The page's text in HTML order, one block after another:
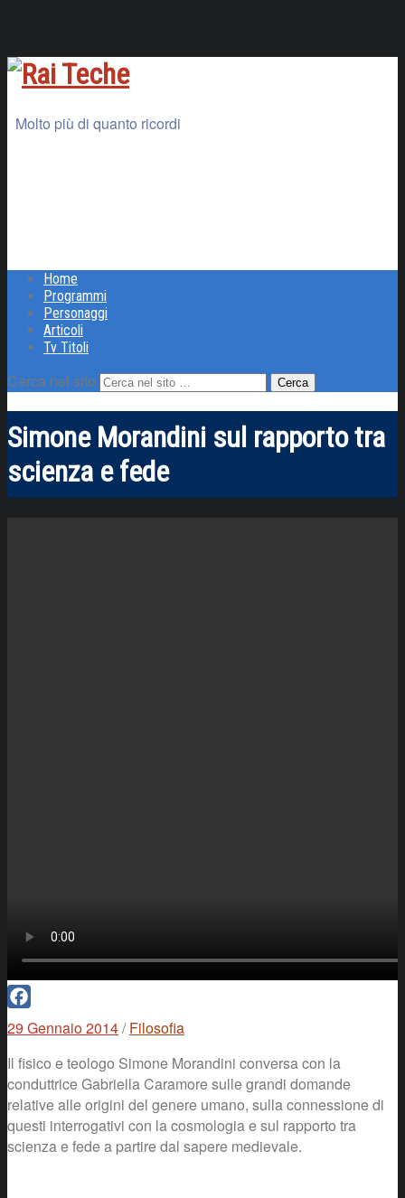
Molto più di quanto ricordi
Home
Programmi
Personaggi
Articoli
Tv Titoli
Cerca nel sito
Simone Morandini sul rapporto tra
scienza e fede
Facebook
29 Gennaio 2014/ Filosofia
Il fisico e teologo Simone Morandini conversa con la
conduttrice Gabriella Caramore sulle grandi domande
relative alle origini del genere umano, sulla connessione di
questi interrogativi con la cosmologia e sul rapporto tra
scienza e fede a partire dal sapere medievale.